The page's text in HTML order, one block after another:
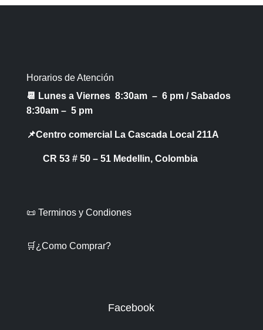
Horarios de Atención
📆 Lunes a Viernes 8:30am – 6 pm /Sabados
8:30am – 5 pm
📌Centro comercial La Cascada Local 211A
CR 53 # 50 – 51 Medellin, Colombia
📜 Terminos y Condiones
🛒¿Como Comprar?
Facebook